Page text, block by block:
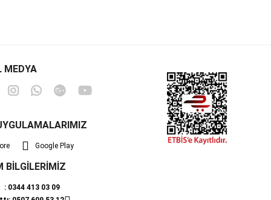
MEDYA
Google Play
BİLGİLERİMİZ
0344 413 03 09